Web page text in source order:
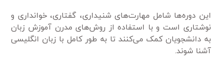
این دوره‌ها شامل مهارت‌های شنیداری، گفتاری، خوانداری و
نوشتاری است و با استفاده از روش‌های مدرن آموزش زبان
به دانشجویان کمک می‌کنند تا به طور کامل با زبان انگلیسی
آشنا شوند.